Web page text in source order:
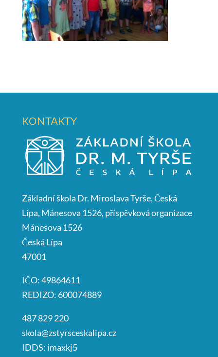
KONTAKTY
Základní škola Dr. Miroslava Tyrše, Česká
Lípa, Mánesova 1526, příspěvková organizace
Mánesova 1526
Česká Lípa
47001
IČO: 49864611
REDIZO: 600074889
487 829 220
skola@zstyrsceskalipa.cz
IDDS: imaxkj5